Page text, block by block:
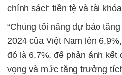
chính sách tiền tệ và tài
“Chúng tôi nâng dự báo
2024 của Việt Nam lên
đó là 6,7%, để phản ánh kết
vọng và mức tăng trưởng